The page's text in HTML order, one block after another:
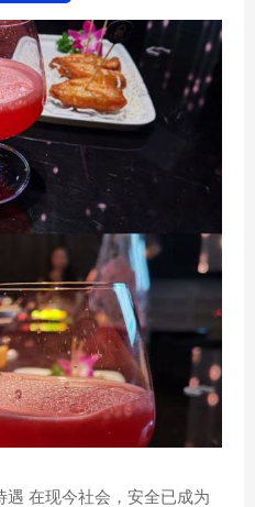
在现今社会，安全已成为